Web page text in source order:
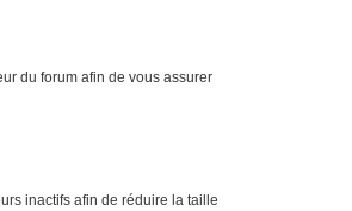
du forum afin de vous assurer
inactifs afin de réduire la taille